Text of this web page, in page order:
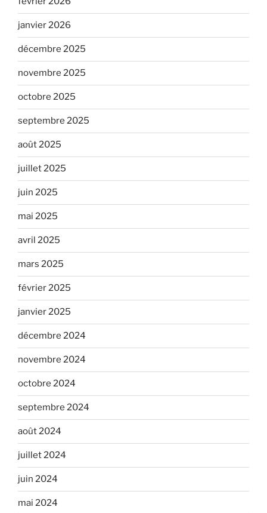
janvier 2026
décembre 2025
novembre 2025
octobre 2025
septembre 2025
août 2025
juillet 2025
juin 2025
mai 2025
avril 2025
mars 2025
février 2025
janvier 2025
décembre 2024
novembre 2024
octobre 2024
septembre 2024
août 2024
juillet 2024
juin 2024
mai 2024